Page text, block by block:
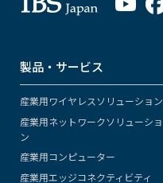
製品・サービス
産業用ワイヤレスソリューション
産業用ネットワークソリューショ
ン
産業用コンピューター
産業用エッジコネクティビティ